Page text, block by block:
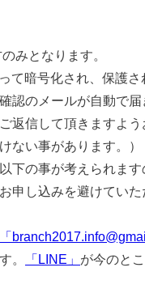
みとなります。
暗号化され、保護さ
のメールが自動で届
信して頂きますよう
ない事があります。）
下の事が考えられます
申し込みを避けてい
「
。
「LINE」 が今のと